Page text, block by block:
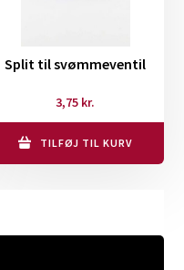
Split til svømmeventil
3,75 kr.
TILFØJ TIL KURV